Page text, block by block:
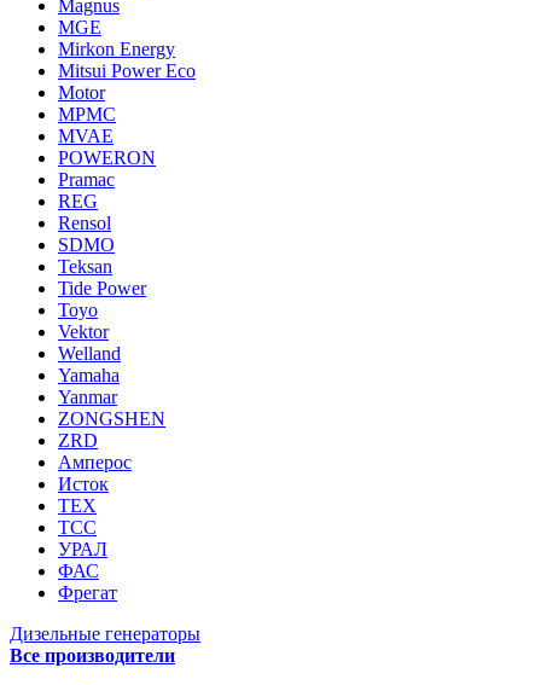
Magnus
MGE
Mirkon Energy
Mitsui Power Eco
Motor
MPMC
MVAE
POWERON
Pramac
REG
Rensol
SDMO
Teksan
Tide Power
Toyo
Vektor
Welland
Yamaha
Yanmar
ZONGSHEN
ZRD
Амперос
Исток
ТЕХ
ТСС
УРАЛ
ФАС
Фрегат
Дизельные генераторы
Все производители